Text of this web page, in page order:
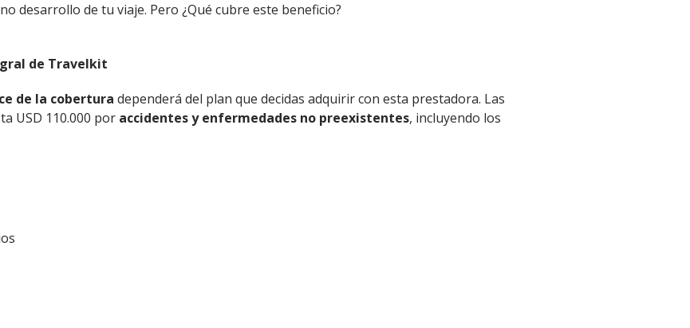
desarrollo de tu viaje. Pero ¿Qué cubre este beneficio?
de Travelkit
de la cobertura dependerá del plan que decidas adquirir con esta prestadora. Las
USD 110.000 por accidentes y enfermedades no preexistentes, incluyendo los